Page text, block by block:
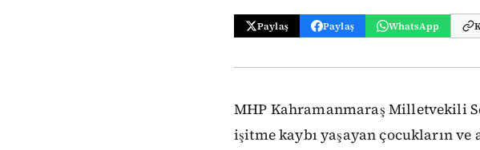
Paylaş Paylaş WhatsApp
MHP Kahramanmaraş Milletvekili
işitme kaybı yaşayan çocukların